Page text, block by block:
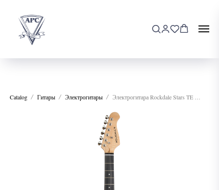
Catalog Гитары Электрогитары